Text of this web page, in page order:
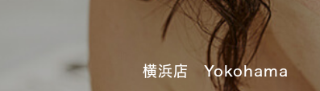
横浜店 Yokohama